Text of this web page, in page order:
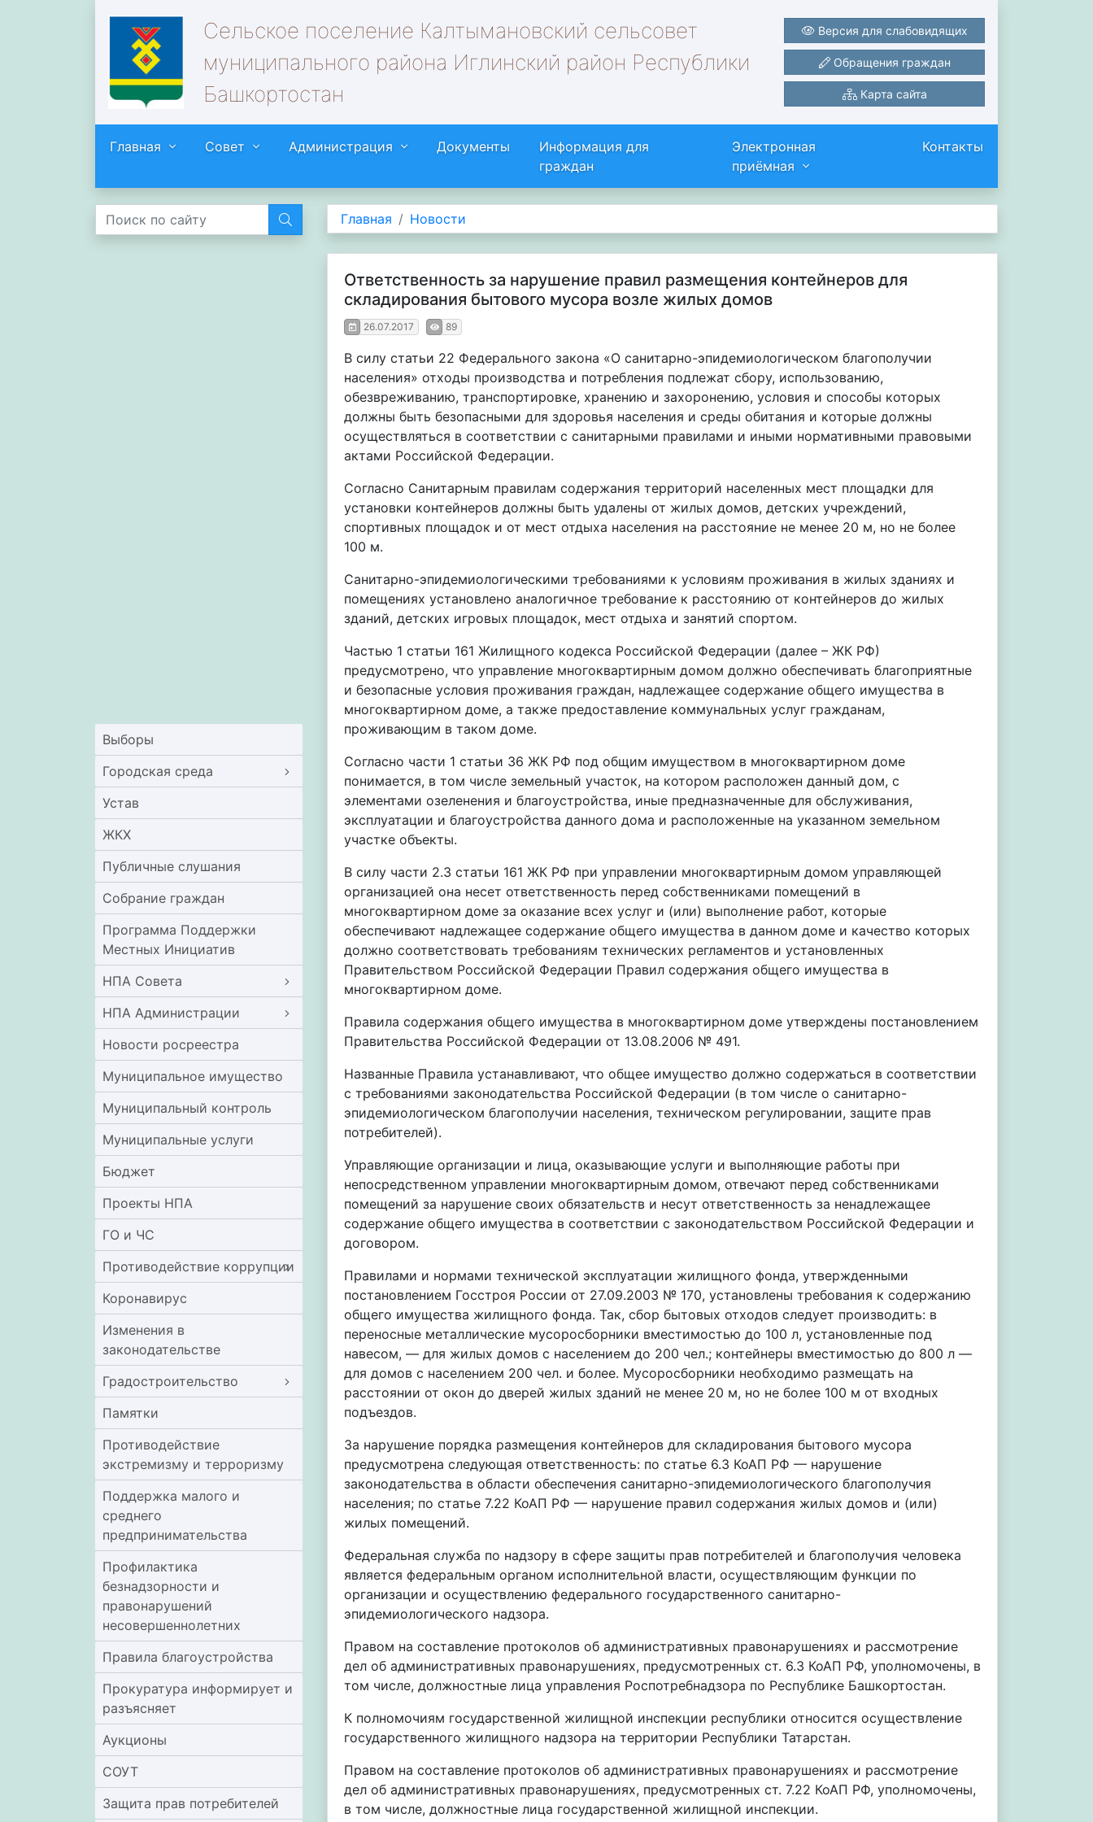
Сельское поселение Калтымановский сельсовет
муниципального района Иглинский район Республики
Башкортостан
Версия для слабовидящих
Обращения граждан
Карта сайта
Главная Совет Администрация Документы
Информация для
граждан
Электронная
приёмная
Контакты
Выборы
Городская среда
Устав
ЖКХ
Публичные слушания
Собрание граждан
Программа Поддержки
Местных Инициатив
НПА Совета
НПА Администрации
Новости росреестра
Муниципальное имущество
Муниципальный контроль
Муниципальные услуги
Бюджет
Проекты НПА
ГО и ЧС
Противодействие коррупции
Коронавирус
Изменения в
законодательстве
Градостроительство
Памятки
Противодействие
экстремизму и терроризму
Поддержка малого и
среднего
предпринимательства
Профилактика
безнадзорности и
правонарушений
несовершеннолетних
Правила благоустройства
Прокуратура информирует и
разъясняет
Аукционы
СОУТ
Защита прав потребителей
Главная Новости
Ответственность за нарушение правил размещения контейнеров для
складирования бытового мусора возле жилых домов
26.07.2017 89
В силу статьи 22 Федерального закона «О санитарно-эпидемиологическом благополучии
населения» отходы производства и потребления подлежат сбору, использованию,
обезвреживанию, транспортировке, хранению и захоронению, условия и способы которых
должны быть безопасными для здоровья населения и среды обитания и которые должны
осуществляться в соответствии с санитарными правилами и иными нормативными правовыми
актами Российской Федерации.
Согласно Санитарным правилам содержания территорий населенных мест площадки для
установки контейнеров должны быть удалены от жилых домов, детских учреждений,
спортивных площадок и от мест отдыха населения на расстояние не менее 20 м, но не более
100 м.
Санитарно-эпидемиологическими требованиями к условиям проживания в жилых зданиях и
помещениях установлено аналогичное требование к расстоянию от контейнеров до жилых
зданий, детских игровых площадок, мест отдыха и занятий спортом.
Частью 1 статьи 161 Жилищного кодекса Российской Федерации (далее – ЖК РФ)
предусмотрено, что управление многоквартирным домом должно обеспечивать благоприятные
и безопасные условия проживания граждан, надлежащее содержание общего имущества в
многоквартирном доме, а также предоставление коммунальных услуг гражданам,
проживающим в таком доме.
Согласно части 1 статьи 36 ЖК РФ под общим имуществом в многоквартирном доме
понимается, в том числе земельный участок, на котором расположен данный дом, с
элементами озеленения и благоустройства, иные предназначенные для обслуживания,
эксплуатации и благоустройства данного дома и расположенные на указанном земельном
участке объекты.
В силу части 2.3 статьи 161 ЖК РФ при управлении многоквартирным домом управляющей
организацией она несет ответственность перед собственниками помещений в
многоквартирном доме за оказание всех услуг и (или) выполнение работ, которые
обеспечивают надлежащее содержание общего имущества в данном доме и качество которых
должно соответствовать требованиям технических регламентов и установленных
Правительством Российской Федерации Правил содержания общего имущества в
многоквартирном доме.
Правила содержания общего имущества в многоквартирном доме утверждены постановлением
Правительства Российской Федерации от 13.08.2006 № 491.
Названные Правила устанавливают, что общее имущество должно содержаться в соответствии
с требованиями законодательства Российской Федерации (в том числе о санитарно-
эпидемиологическом благополучии населения, техническом регулировании, защите прав
потребителей).
Управляющие организации и лица, оказывающие услуги и выполняющие работы при
непосредственном управлении многоквартирным домом, отвечают перед собственниками
помещений за нарушение своих обязательств и несут ответственность за ненадлежащее
содержание общего имущества в соответствии с законодательством Российской Федерации и
договором.
Правилами и нормами технической эксплуатации жилищного фонда, утвержденными
постановлением Госстроя России от 27.09.2003 № 170, установлены требования к содержанию
общего имущества жилищного фонда. Так, сбор бытовых отходов следует производить: в
переносные металлические мусоросборники вместимостью до 100 л, установленные под
навесом, — для жилых домов с населением до 200 чел.; контейнеры вместимостью до 800 л —
для домов с населением 200 чел. и более. Мусоросборники необходимо размещать на
расстоянии от окон до дверей жилых зданий не менее 20 м, но не более 100 м от входных
подъездов.
За нарушение порядка размещения контейнеров для складирования бытового мусора
предусмотрена следующая ответственность: по статье 6.3 КоАП РФ — нарушение
законодательства в области обеспечения санитарно-эпидемиологического благополучия
населения; по статье 7.22 КоАП РФ — нарушение правил содержания жилых домов и (или)
жилых помещений.
Федеральная служба по надзору в сфере защиты прав потребителей и благополучия человека
является федеральным органом исполнительной власти, осуществляющим функции по
организации и осуществлению федерального государственного санитарно-
эпидемиологического надзора.
Правом на составление протоколов об административных правонарушениях и рассмотрение
дел об административных правонарушениях, предусмотренных ст. 6.3 КоАП РФ, уполномочены, в
том числе, должностные лица управления Роспотребнадзора по Республике Башкортостан.
К полномочиям государственной жилищной инспекции республики относится осуществление
государственного жилищного надзора на территории Республики Татарстан.
Правом на составление протоколов об административных правонарушениях и рассмотрение
дел об административных правонарушениях, предусмотренных ст. 7.22 КоАП РФ, уполномочены,
в том числе, должностные лица государственной жилищной инспекции.